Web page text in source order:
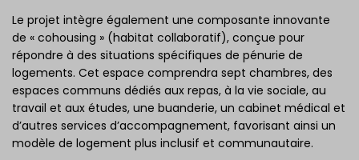
Le projet intègre également une composante innovante
de « cohousing » (habitat collaboratif), conçue pour
répondre à des situations spécifiques de pénurie de
logements. Cet espace comprendra sept chambres, des
espaces communs dédiés aux repas, à la vie sociale, au
travail et aux études, une buanderie, un cabinet médical et
d’autres services d’accompagnement, favorisant ainsi un
modèle de logement plus inclusif et communautaire.